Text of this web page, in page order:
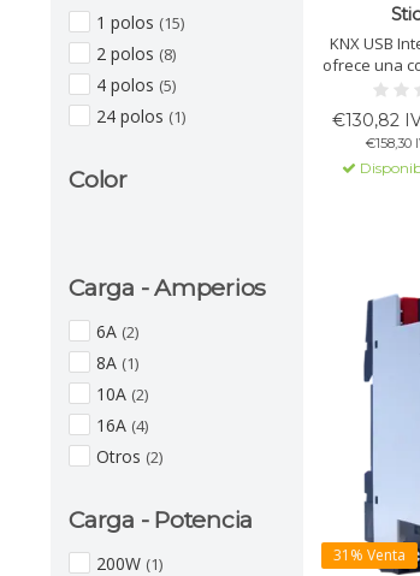
1 polos (15)
2 polos (8)
4 polos (5)
24 polos (1)
Color
Carga - Amperios
6A (2)
8A (1)
10A (2)
16A (4)
Otros (2)
Carga - Potencia
200W (1)
KNX USB
ofrece una
fiable
para
eficientes
€130,82
€158,30
31% Venta